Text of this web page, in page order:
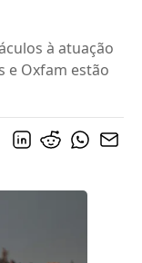
à atuação
e Oxfam estão